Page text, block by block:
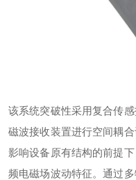
该系统突破性采用复合传
磁波接收装置进行空间耦
影响设备原有结构的前提
频电磁场波动特征。通过